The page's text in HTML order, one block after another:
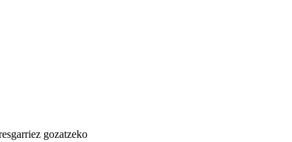
gozatzeko